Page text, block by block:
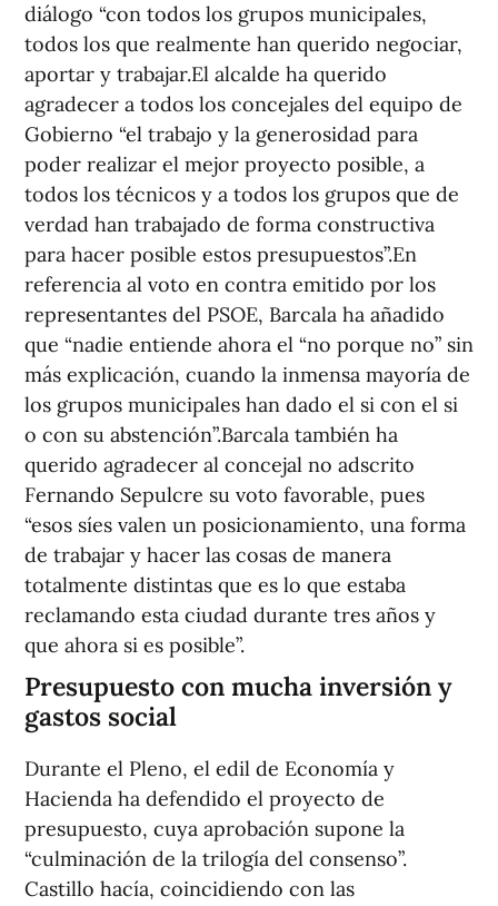
diálogo “con todos los grupos municipales,
todos los que realmente han querido negociar,
aportar y trabajar.El alcalde ha querido
agradecer a todos los concejales del equipo de
Gobierno “el trabajo y la generosidad para
poder realizar el mejor proyecto posible, a
todos los técnicos y a todos los grupos que de
verdad han trabajado de forma constructiva
para hacer posible estos presupuestos”.En
referencia al voto en contra emitido por los
representantes del PSOE, Barcala ha añadido
que “nadie entiende ahora el “no porque no” sin
más explicación, cuando la inmensa mayoría de
los grupos municipales han dado el si con el si
o con su abstención”.Barcala también ha
querido agradecer al concejal no adscrito
Fernando Sepulcre su voto favorable, pues
“esos síes valen un posicionamiento, una forma
de trabajar y hacer las cosas de manera
totalmente distintas que es lo que estaba
reclamando esta ciudad durante tres años y
que ahora si es posible”.
Presupuesto con mucha inversión y
gastos social
Durante el Pleno, el edil de Economía y
Hacienda ha defendido el proyecto de
presupuesto, cuya aprobación supone la
“culminación de la trilogía del consenso”.
Castillo hacía, coincidiendo con las